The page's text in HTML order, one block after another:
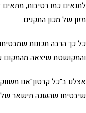
כמו רטיבות, מתאים
של מכון התקנים.
הרבה תכונות
שיצאה מהמקום
ב"כל קרטון"אנו
שהעוגה תישאר